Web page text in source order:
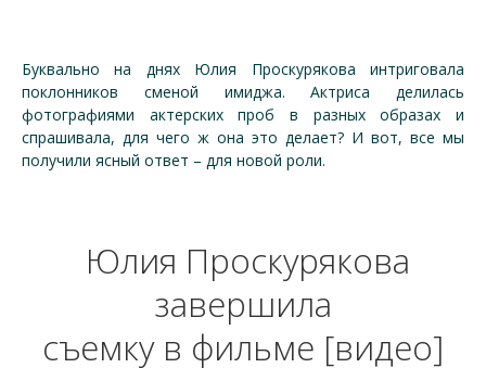
Буквально на днях Юлия Проскурякова интриговала
поклонников сменой имиджа. Актриса делилась
фотографиями актерских проб в разных образах и
спрашивала, для чего ж она это делает? И вот, все мы
получили ясный ответ – для новой роли.
Юлия Проскурякова
завершила
съемку в фильме [видео]